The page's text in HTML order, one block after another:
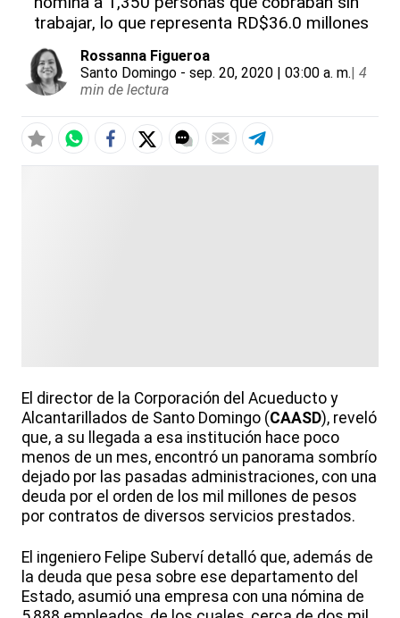
trabajar, lo que representa RD$36.0 millones
Rossanna Figueroa
Santo Domingo - sep. 20, 2020 | 03:00 a. m.| 4
min de lectura
El director de la Corporación del Acueducto y
Alcantarillados de Santo Domingo (CAASD), reveló
que, a su llegada a esa institución hace poco
menos de un mes, encontró un panorama sombrío
dejado por las pasadas administraciones, con una
deuda por el orden de los mil millones de pesos
por contratos de diversos servicios prestados.
El ingeniero Felipe Suberví detalló que, además de
la deuda que pesa sobre ese departamento del
Estado, asumió una empresa con una nómina de